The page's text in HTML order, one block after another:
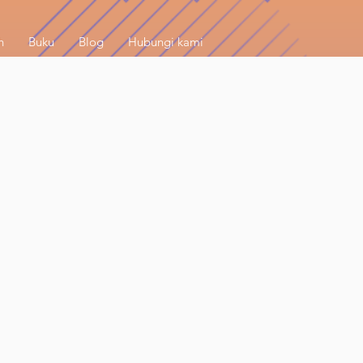
Buku Blog Hubungi kami